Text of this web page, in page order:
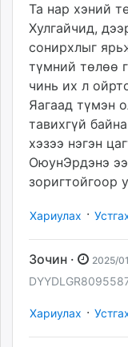
Та нар хэний
Хулгайчид,
сонирхлыг
түмний төлөө
чинь их л
Яагаад түмэн
тавихгүй
хэзээ нэгэн
ОюунЭрдэнэ
зоригтойгоор
Хариулах ·
Зочин · 2025/
Хариулах ·